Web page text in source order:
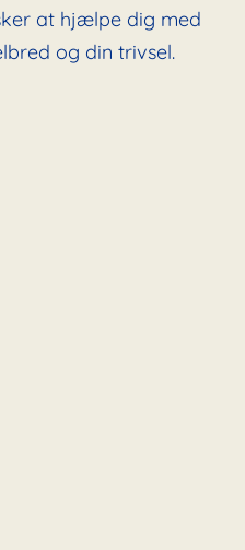
at hjælpe dig med
og din trivsel.